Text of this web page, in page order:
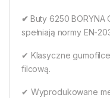
✔ Buty 6250 BORYNA
spełniają normy EN-
✔ Klasyczne
filcową.
✔ Wyprodukowane